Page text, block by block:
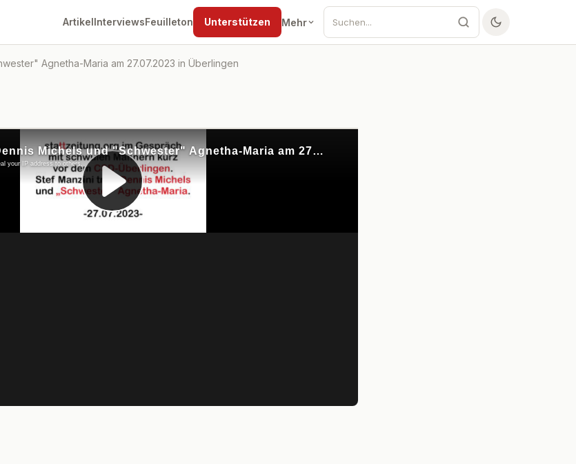
ArtikelInterviewsFeuilleton Unterstützen Mehr
Agnetha-Maria am 27.07.2023 in Überlingen